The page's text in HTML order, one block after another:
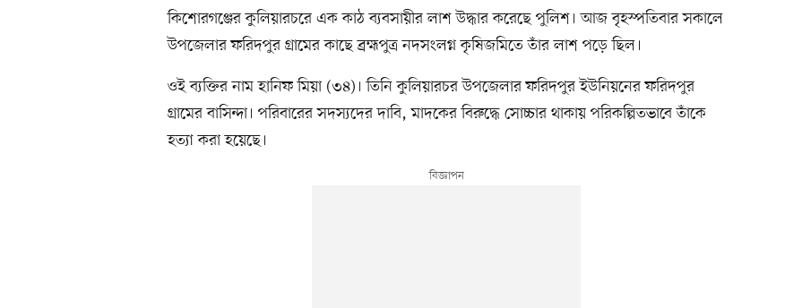
কিশোরগঞ্জের কুলিয়ারচরে এক কাঠ ব্যবসায়ীর লাশ উদ্ধার করেছে পুলিশ। আজ বৃহস্পতিবার সকালে
উপজেলার ফরিদপুর গ্রামের কাছে ব্রহ্মপুত্র নদসংলগ্ন কৃষিজমিতে তাঁর লাশ পড়ে ছিল।
ওই ব্যক্তির নাম হানিফ মিয়া (৩৪)। তিনি কুলিয়ারচর উপজেলার ফরিদপুর ইউনিয়নের ফরিদপুর
গ্রামের বাসিন্দা। পরিবারের সদস্যদের দাবি, মাদকের বিরুদ্ধে সোচ্চার থাকায় পরিকল্পিতভাবে তাঁকে
হত্যা করা হয়েছে।